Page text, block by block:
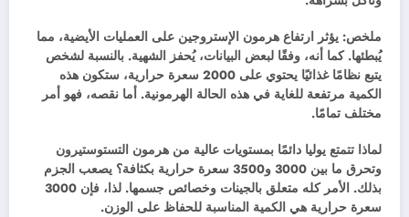
ملخص: يؤثر ارتفاع هرمون الإستروجين على العمليات الأيضية، مما
يُبطئها. كما أنه، وفقًا لبعض البيانات، يُحفز الشهية. بالنسبة لشخص
يتبع نظامًا غذائيًا يحتوي على 2000 سعرة حرارية، ستكون هذه
الكمية مرتفعة للغاية في هذه الحالة الهرمونية. أما نقصه، فهو أمر
مختلف تمامًا.
لماذا تتمتع يوليا دائمًا بمستويات عالية من هرمون التستوستيرون
وتحرق ما بين 3000 و3500 سعرة حرارية بكثافة؟ يصعب الجزم
بذلك. الأمر كله متعلق بالجينات وخصائص جسمها. لذا، فإن 3000
سعرة حرارية هي الكمية المناسبة للحفاظ على الوزن.